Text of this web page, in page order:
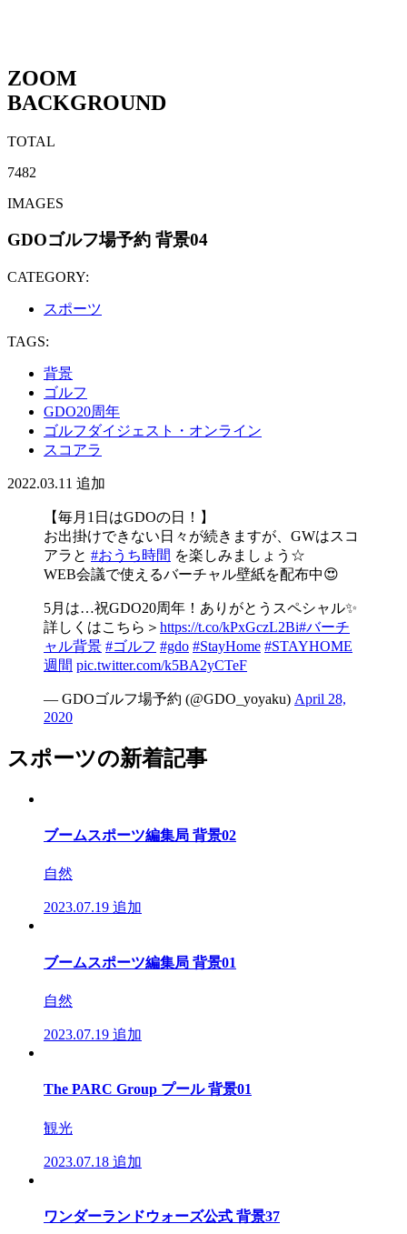
ZOOM
BACKGROUND
TOTAL
7482
IMAGES
GDOゴルフ場予約 背景04
CATEGORY:
スポーツ
TAGS:
背景
ゴルフ
GDO20周年
ゴルフダイジェスト・オンライン
スコアラ
2022.03.11 追加
【毎月1日はGDOの日！】
お出掛けできない日々が続きますが、GWはスコ
アラと #おうち時間 を楽しみましょう☆
WEB会議で使えるバーチャル壁紙を配布中😍
5月は…祝GDO20周年！ありがとうスペシャル✨
詳しくはこちら＞ https://t.co/kPxGczL2Bi#バーチ
ャル背景 #ゴルフ #gdo #StayHome #STAYHOME
週間 pic.twitter.com/k5BA2yCTeF
— GDOゴルフ場予約 (@GDO_yoyaku) April 28,
2020
スポーツの新着記事
ブームスポーツ編集局 背景02
自然
2023.07.19 追加
ブームスポーツ編集局 背景01
自然
2023.07.19 追加
The PARC Group プール 背景01
観光
2023.07.18 追加
ワンダーランドウォーズ公式 背景37